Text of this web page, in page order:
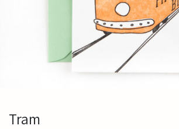
Tram